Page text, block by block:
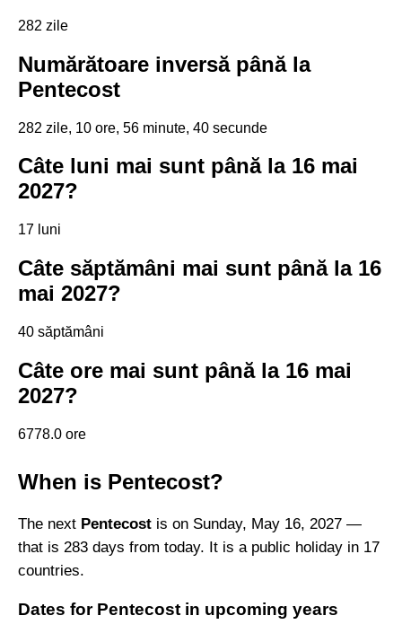
282 zile
Numărătoare inversă până la
Pentecost
282 zile, 10 ore, 56 minute, 39 secunde
Câte luni mai sunt până la 16 mai
2027?
17 luni
Câte săptămâni mai sunt până la 16
mai 2027?
40 săptămâni
Câte ore mai sunt până la 16 mai
2027?
6778.0 ore
When is Pentecost?
The next Pentecost is on Sunday, May 16, 2027 —
that is 283 days from today. It is a public holiday in 17
countries.
Dates for Pentecost in upcoming years